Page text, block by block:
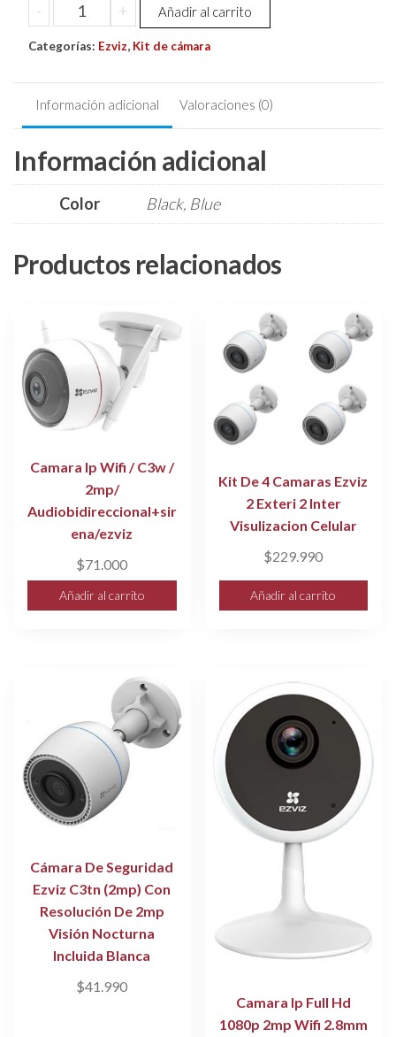
-
De
4
2
Exteri
2
Inter
Visulizacion
+ Añadir al carrito
Categorías: Ezviz, Kit de cámara
Información adicional Valoraciones (0)
Información adicional
Color Black, Blue
Productos relacionados
Camara Ip Wifi / C3w /
2mp/
Audiobidireccional+sir
ena/ezviz
$71.000
Añadir al carrito
Kit De 4 Camaras Ezviz
2 Exteri 2 Inter
Visulizacion Celular
$229.990
Añadir al carrito
Cámara De Seguridad
Ezviz C3tn (2mp) Con
Resolución De 2mp
Visión Nocturna
Incluida Blanca
$41.990
Camara Ip Full Hd
1080p 2mp Wifi 2.8mm